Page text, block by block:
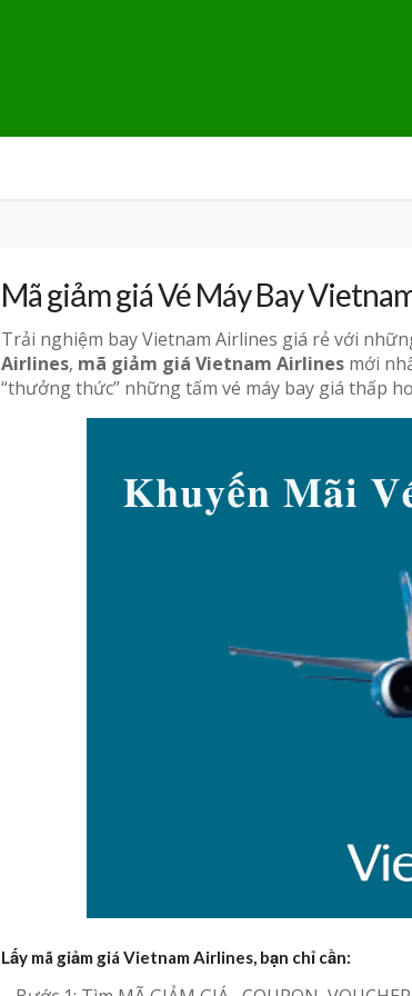
Mã giảm giá Vé Máy Bay
Trải nghiệm bay Vietnam Airlines giá rẻ với
Airlines, mã giảm giá Vietnam Airlines mới
“thưởng thức” những tấm vé máy bay giá thấp
Lấy mã giảm giá Vietnam Airlines, bạn chỉ cần: